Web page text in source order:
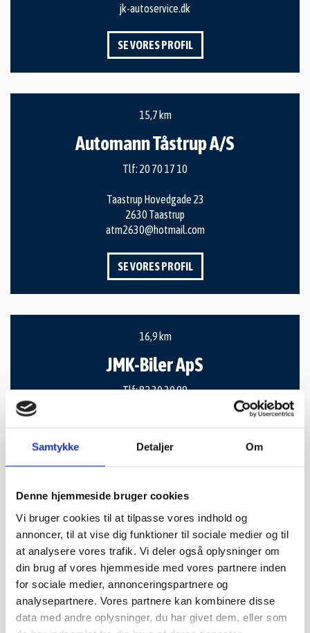
Samtykke Detaljer Om
Denne hjemmeside bruger cookies
Vi bruger cookies til at tilpasse vores indhold og
annoncer, til at vise dig funktioner til sociale medier og til
at analysere vores trafik. Vi deler også oplysninger om
din brug af vores hjemmeside med vores partnere inden
for sociale medier, annonceringspartnere og
analysepartnere. Vores partnere kan kombinere disse
data med andre oplysninger, du har givet dem, eller som
jk-autoservice.dk
SE VORES PROFIL
15,7 km
Automann Tåstrup A/S
Tlf: 20 70 17 10
Taastrup Hovedgade 23
2630 Taastrup
atm2630@hotmail.com
SE VORES PROFIL
16,9 km
JMK-Biler ApS
Tlf:82 30 30 99
mail@jmk-biler.dk
www.jmk-biler.dk
SE VORES PROFIL
17,2 km